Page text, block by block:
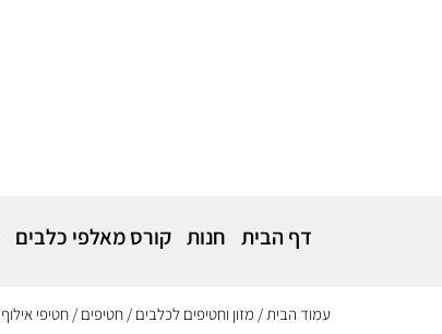
דף הבית חנות קורס מאלפי כלבים
עמוד הבית / מזון וחטיפים לכלבים / חטיפים / חטיפי אילוף Queen בטעם עוף וברווז (סנדוויץ') 80 גרם לכלבים